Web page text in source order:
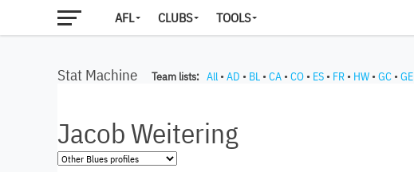
AFL CLUBS TOOLS
Stat Machine Team lists: All • AD • BL • CA • CO • ES • FR • HW • GC • GE